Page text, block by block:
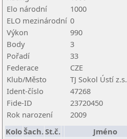
Elo národní
1000
ELO mezinárodní 0
Výkon
990
Body
3
Pořadí
33
Federace
CZE
Klub/Město
TJ Sokol Ústí z.s.
Ident-číslo
47268
Fide-ID
23720450
Rok narození
2009
KoloŠach.St.č. Jméno